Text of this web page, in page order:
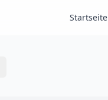
Startseite